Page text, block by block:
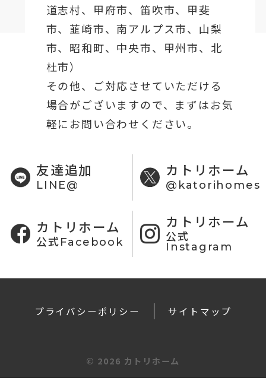
道志村、 甲府市、笛吹市、甲斐
市、韮崎市、南アルプス市、山梨
市、昭和町、中央市、甲州市、北
杜市）
その他、ご対応させていただける
場合がございますので、まずはお気
軽にお問い合わせください。
友達追加
LINE@
カトリホーム
@katorihomes
カトリホーム
公式Facebook
カトリホーム
公式
Instagram
プライバシーポリシー サイトマップ
© 2026 カトリホーム